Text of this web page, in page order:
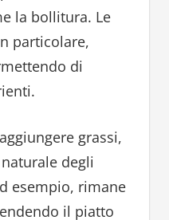
la bollitura. Le
particolare,
di
grassi,
degli
esempio, rimane
il piatto